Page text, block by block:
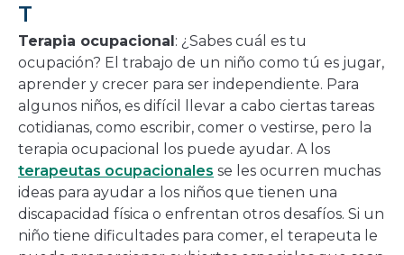
T
Terapia ocupacional : ¿Sabes cuál es tu
ocupación? El trabajo de un niño como tú es jugar,
aprender y crecer para ser independiente. Para
algunos niños, es difícil llevar a cabo ciertas tareas
cotidianas, como escribir, comer o vestirse, pero la
terapia ocupacional los puede ayudar. A los
terapeutas ocupacionales se les ocurren muchas
ideas para ayudar a los niños que tienen una
discapacidad física o enfrentan otros desafíos. Si un
niño tiene dificultades para comer, el terapeuta le